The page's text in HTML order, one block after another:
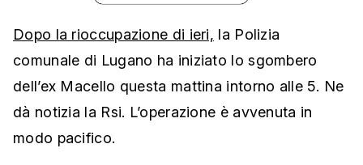
Dopo la rioccupazione di ieri, la Polizia
comunale di Lugano ha iniziato lo sgombero
dell’ex Macello questa mattina intorno alle 5. Ne
dà notizia la Rsi. L’operazione è avvenuta in
modo pacifico.